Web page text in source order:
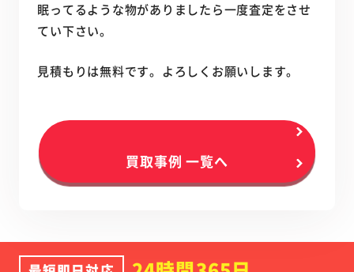
眠ってるような物がありましたら一度査定をさせ
てい下さい。
見積もりは無料です。よろしくお願いします。
買取事例 一覧へ